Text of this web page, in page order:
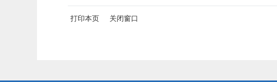
打印本页 关闭窗口